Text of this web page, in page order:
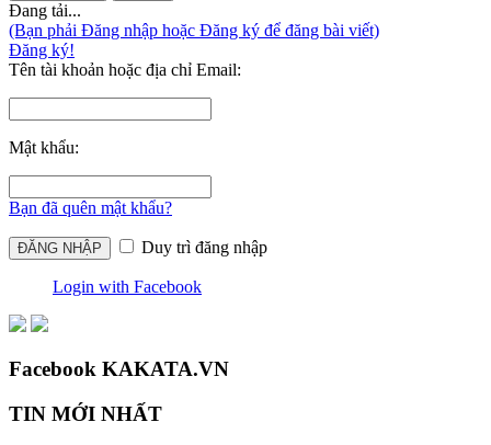
Đang tải...
(Bạn phải Đăng nhập hoặc Đăng ký để đăng bài viết)
Đăng ký!
Tên tài khoản hoặc địa chỉ Email:
Mật khẩu:
Bạn đã quên mật khẩu?
Duy trì đăng nhập
Login with Facebook
Facebook KAKATA.VN
TIN MỚI NHẤT